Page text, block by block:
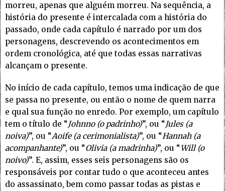
morreu, apenas que alguém morreu. Na sequência, a
história do presente é intercalada com a história do
passado, onde cada capítulo é narrado por um dos
personagens, descrevendo os acontecimentos em
ordem cronológica, até que todas essas narrativas
alcançam o presente.
No início de cada capítulo, temos uma indicação de que
se passa no presente, ou então o nome de quem narra
e qual sua função no enredo. Por exemplo, um capítulo
tem o título de “Johnno (o padrinho)”, ou “Jules (a
noiva)”, ou “Aoife (a cerimonialista)”, ou “Hannah (a
acompanhante)”, ou “Olivia (a madrinha)”, ou “Will (o
noivo)”. E, assim, esses seis personagens são os
responsáveis por contar tudo o que aconteceu antes
do assassinato, bem como passar todas as pistas e